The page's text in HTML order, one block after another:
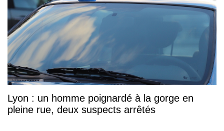
Lyon : un homme poignardé à la gorge en
pleine rue, deux suspects arrêtés